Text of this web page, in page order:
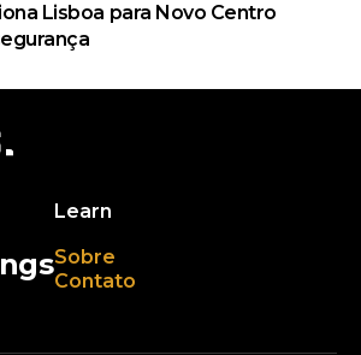
Lisboa para Novo Centro
Learn
Sobre
Contato